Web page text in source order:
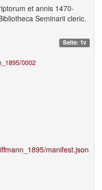
et annis 1470-
Seminarii cleric.
Seite: 1v
0002
manifest.json